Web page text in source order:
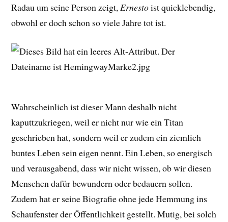
Radau um seine Person zeigt, Ernestoist quicklebendig,
obwohl er doch schon so viele Jahre tot ist.
Wahrscheinlich ist dieser Mann deshalb nicht
kaputtzukriegen, weil er nicht nur wie ein Titan
geschrieben hat, sondern weil er zudem ein ziemlich
buntes Leben sein eigen nennt. Ein Leben, so energisch
und verausgabend, dass wir nicht wissen, ob wir diesen
Menschen dafür bewundern oder bedauern sollen.
Zudem hat er seine Biografie ohne jede Hemmung ins
Schaufenster der Öffentlichkeit gestellt. Mutig, bei solch